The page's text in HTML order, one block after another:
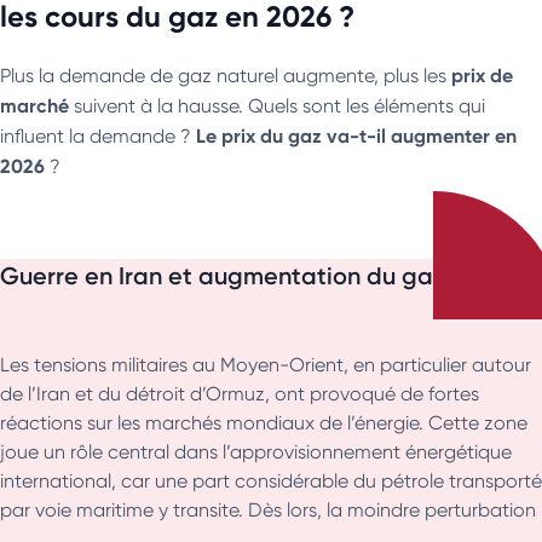
les cours du gaz en 2026 ?
Plus la demande de gaz naturel augmente, plus les prix de
marché suivent à la hausse. Quels sont les éléments qui
influent la demande ? Le prix du gaz va-t-il augmenter en
2026 ?
Guerre en Iran et augmentation du gaz
Les tensions militaires au Moyen-Orient, en particulier autour
de l’Iran et du détroit d’Ormuz, ont provoqué de fortes
réactions sur les marchés mondiaux de l’énergie. Cette zone
joue un rôle central dans l’approvisionnement énergétique
international, car une part considérable du pétrole transporté
par voie maritime y transite. Dès lors, la moindre perturbation